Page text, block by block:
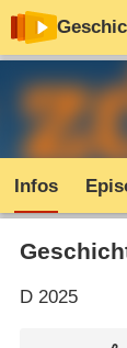
Infos
D2025